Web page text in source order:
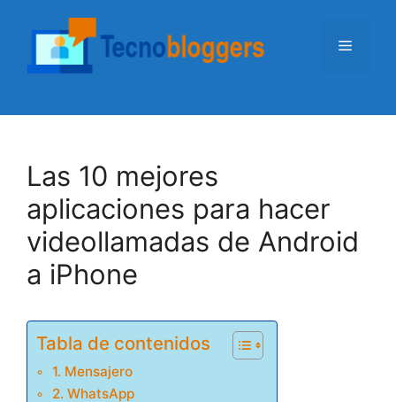
contenido
Menú
Las 10 mejores
aplicaciones para hacer
videollamadas de Android
a iPhone
Tabla de contenidos
1. Mensajero
2. WhatsApp